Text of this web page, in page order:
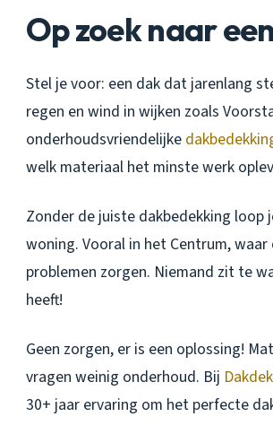
Op zoek naar
Stel je voor: een dak dat jarenlang
regen en wind in wijken zoals
onderhoudsvriendelijke
welk materiaal het minste werk
Zonder de juiste dakbedekking loop
woning. Vooral in het Centrum,
problemen zorgen. Niemand zit te
heeft!
Geen zorgen, er is een oplossing!
vragen weinig onderhoud. Bij
30+ jaar ervaring om het perfecte